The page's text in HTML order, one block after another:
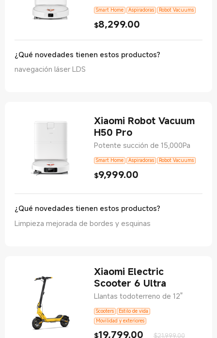
Smart Home Aspiradoras Robot Vacuums
$8,299.00
¿Qué novedades tienen estos productos?
navegación láser LDS
Xiaomi Robot Vacuum
H50 Pro
Potente succión de 15,000Pa
Smart Home Aspiradoras Robot Vacuums
$9,999.00
¿Qué novedades tienen estos productos?
Limpieza mejorada de bordes y esquinas
Xiaomi Electric
Scooter 6 Ultra
Llantas todoterreno de 12"
Scooters
Estilo de vida
Movilidad y exteriores
$19,799.00 Current Price $19799
$21,999.00Precio de